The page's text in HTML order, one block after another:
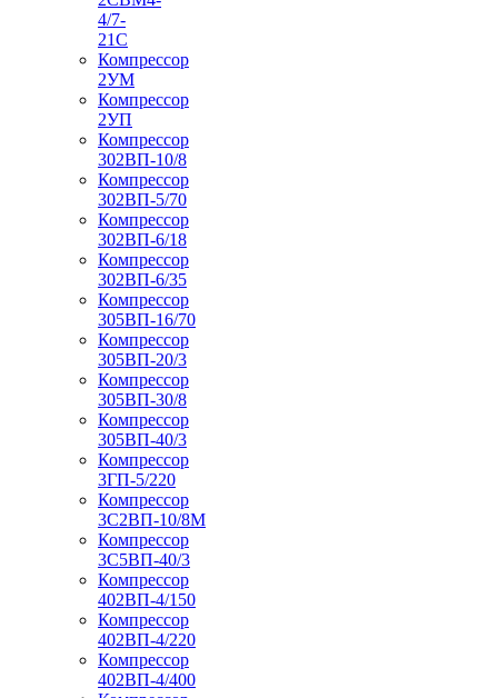
4/7-
21С
Компрессор
2УМ
Компрессор
2УП
Компрессор
302ВП-10/8
Компрессор
302ВП-5/70
Компрессор
302ВП-6/18
Компрессор
302ВП-6/35
Компрессор
305ВП-16/70
Компрессор
305ВП-20/3
Компрессор
305ВП-30/8
Компрессор
305ВП-40/3
Компрессор
3ГП-5/220
Компрессор
3С2ВП-10/8М
Компрессор
3С5ВП-40/3
Компрессор
402ВП-4/150
Компрессор
402ВП-4/220
Компрессор
402ВП-4/400